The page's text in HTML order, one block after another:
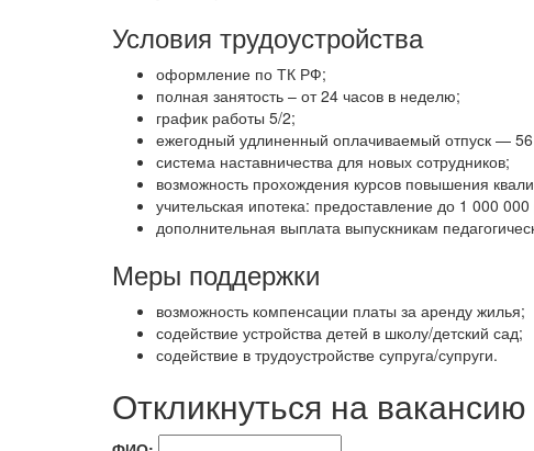
Условия трудоустройства
оформление по ТК РФ;
полная занятость – от 24 часов в неделю;
график работы 5/2;
ежегодный удлиненный оплачиваемый отпуск —
система наставничества для новых сотрудников;
возможность прохождения курсов повышения
учительская ипотека: предоставление до 1 000
дополнительная выплата выпускникам
Меры поддержки
возможность компенсации платы за аренду жилья;
содействие устройства детей в школу/детский сад;
содействие в трудоустройстве супруга/супруги.
Откликнуться на вакансию